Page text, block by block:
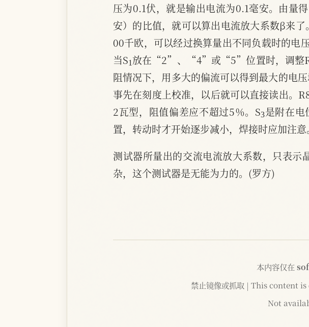
压为0.1伏，就是输出电流为0.1毫安。由量
安）的比值，就可以算出电流放大系数β来了
00千欧，可以经过换算量出不同负载时的电
当S
1
放在“2”、“4”或“5”位置时，调整R6
阻情况下，用多大的偏流可以得到最大的电
事先在刻度上校准，以后就可以直接读出。
2瓦型，阻值偏差应不超过5％。S
3
是附在电
置，转动时才开始逐步减小，焊接时应加注意。
测试器所量出的交流电流放大系数，只表
杂，这个测试器是无能为力的。(罗方)
本内容仅在
禁止镜像或抓取 | This content
Not